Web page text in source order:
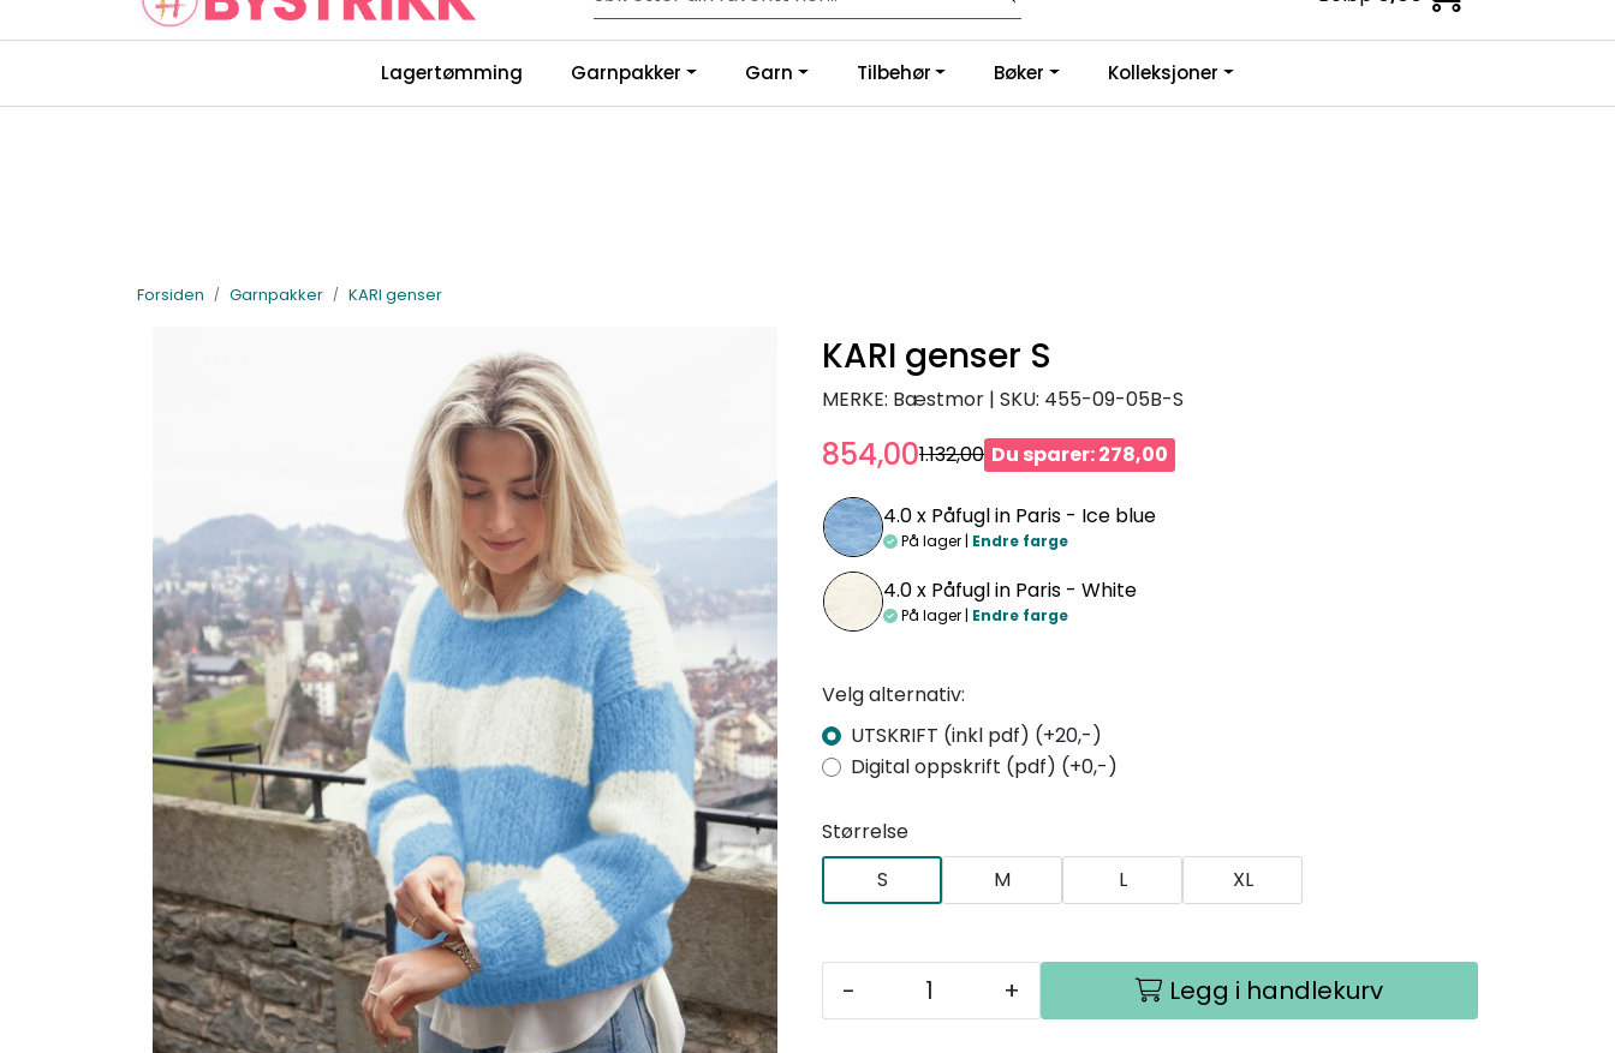
Skip to main content Fri frakt fra kr 1200,-
Infosenter
Lagertømming Garnpakker Garn Tilbehør Bøker Kolleksjoner
Forsiden Garnpakker KARI genser
KARI genser S
MERKE: Bæstmor | SKU: 455-09-05B-S
854,001.132,00 Du sparer: 278,00
4.0 x Påfugl in Paris - Ice blue
På lager | Endre farge
4.0 x Påfugl in Paris - White
På lager | Endre farge
Velg alternativ:
UTSKRIFT (inkl pdf) (+20,-)
Digital oppskrift (pdf) (+0,-)
Størrelse
S
M L XL
- + Legg i handlekurv